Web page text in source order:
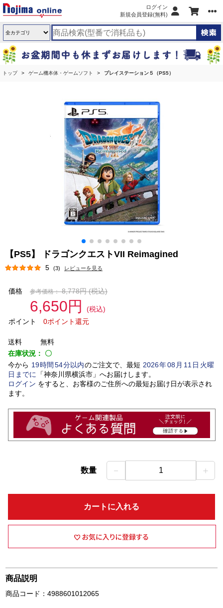
ログイン
新規会員登録(無料)
トップ ゲーム機本体・ゲームソフト プレイステーション５（PS5）
【PS5】 ドラゴンクエストVII Reimagined
5 (3) レビューを見る
価格 参考価格： 8,778円(税込)
6,650円
(税込)
ポイント
0ポイント還元
送料
無料
在庫状況： 〇
今から 19時間 54分以内のご注文で、最短 2026年08 月 11 日火曜
日 までに 「神奈川県横浜市」 へお届けします。
ログイン をすると、お客様のご住所への最短お届け日が表示され
ます。
数量 － 1 ＋
カートに入れる
商品説明
商品コード：4988601012065